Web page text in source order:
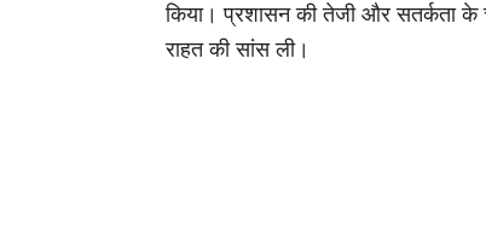
किया। प्रशासन की तेजी और सतर्कता
राहत की सांस ली।